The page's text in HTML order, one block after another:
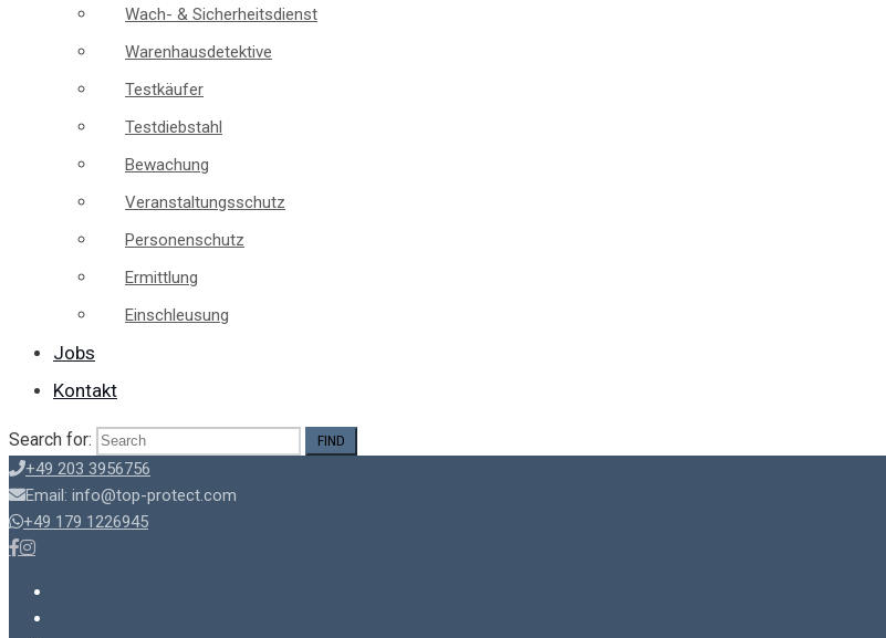
Wach- & Sicherheitsdienst
Warenhausdetektive
Testkäufer
Testdiebstahl
Bewachung
Veranstaltungsschutz
Personenschutz
Ermittlung
Einschleusung
Jobs
Kontakt
Search for:
+49 203 3956756
Email: info@top-protect.com
+49 179 1226945